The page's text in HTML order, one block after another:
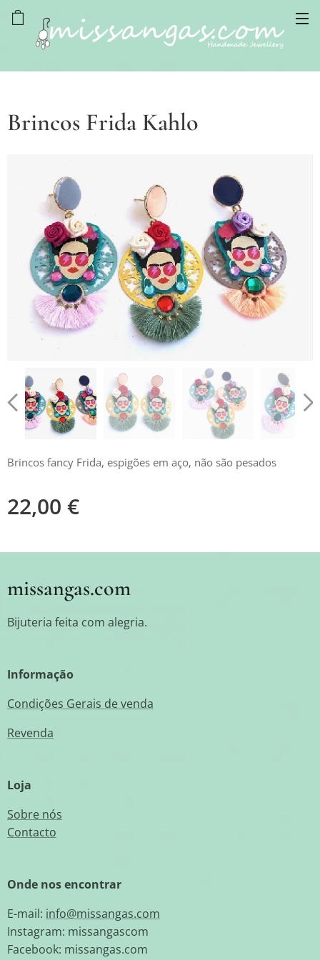
Brincos Frida Kahlo
Brincos fancy Frida, espigões em aço, não são pesados
22,00 €
missangas.com
Bijuteria feita com alegria.
Informação
Condições Gerais de venda
Revenda
Loja
Sobre nós
Contacto
Onde nos encontrar
E-mail: info@missangas.com
Instagram: missangascom
Facebook: missangas.com